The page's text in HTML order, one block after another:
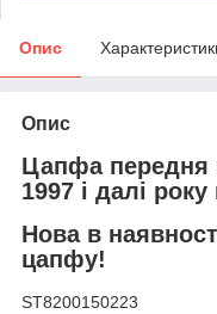
Опис
Опис
Цапфа передня
1997 і далі
Нова в
цапфу!
ST8200150223